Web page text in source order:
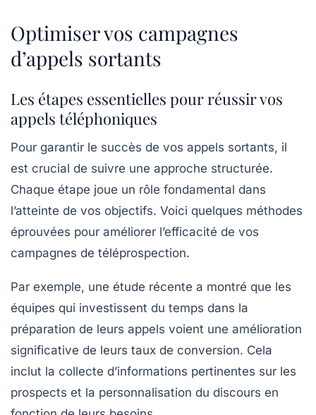
Optimiser vos campagnes
d’appels sortants
Les étapes essentielles pour réussir vos
appels téléphoniques
Pour garantir le succès de vos appels sortants, il
est crucial de suivre une approche structurée.
Chaque étape joue un rôle fondamental dans
l’atteinte de vos objectifs. Voici quelques méthodes
éprouvées pour améliorer l’efficacité de vos
campagnes de téléprospection.
Par exemple, une étude récente a montré que les
équipes qui investissent du temps dans la
préparation de leurs appels voient une amélioration
significative de leurs taux de conversion. Cela
inclut la collecte d’informations pertinentes sur les
prospects et la personnalisation du discours en